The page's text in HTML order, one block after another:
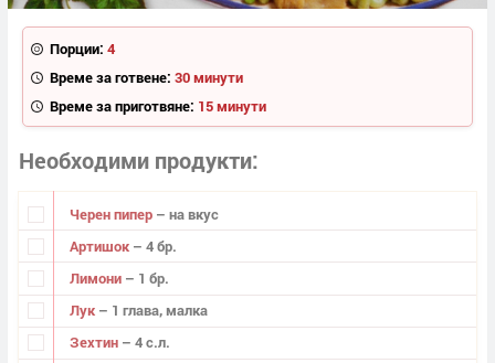
Порции: 4
Време за готвене: 30 минути
Време за приготвяне: 15 минути
Необходими продукти
Черен пипер – на вкус
Артишок – 4 бр.
Лимони – 1 бр.
Лук – 1 глава, малка
Зехтин – 4 с.л.